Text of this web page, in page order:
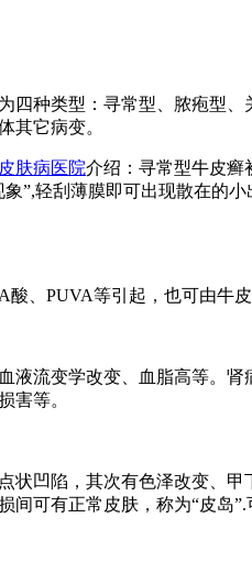
四种类型：寻常型、脓疱型
其它病变。
肤病医院介绍：寻常型牛皮癣
”,轻刮薄膜即可出现散在的
、PUVA等引起，也可由牛
液流变学改变、血脂高等。
害等。
状凹陷，其次有色泽改变、
间可有正常皮肤，称为“皮岛